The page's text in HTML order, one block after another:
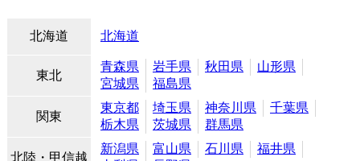
北海道 北海道
東北
青森県 岩手県 秋田県
山形県
宮城県
福島県
関東
東京都 埼玉県 神奈川県
千葉県
栃木県
茨城県 群馬県
北陸・甲信越
新潟県 富山県 石川県
福井県